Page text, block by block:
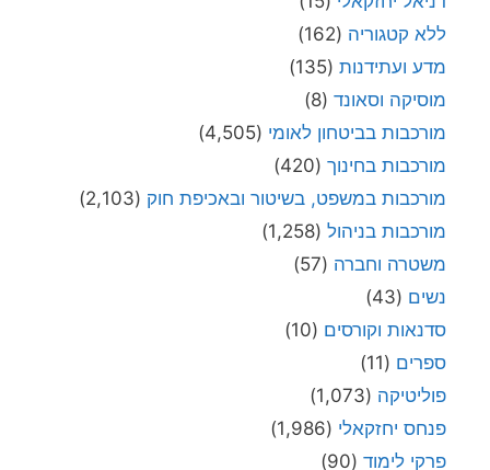
ללא קטגוריה (162)
מדע ועתידנות (135)
מוסיקה וסאונד (8)
מורכבות בביטחון לאומי (4,505)
מורכבות בחינוך (420)
מורכבות במשפט, בשיטור ובאכיפת חוק (2,103)
מורכבות בניהול (1,258)
משטרה וחברה (57)
נשים (43)
סדנאות וקורסים (10)
ספרים (11)
פוליטיקה (1,073)
פנחס יחזקאלי (1,986)
פרקי לימוד (90)